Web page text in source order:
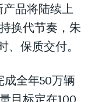
品将陆续上
换代节奏，朱
保质交付。
成全年50万辆
目标定在100